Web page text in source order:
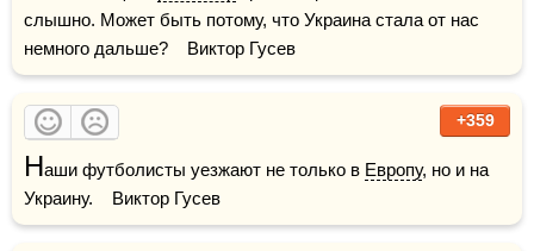
слышно. Может быть потому, что Украина стала от нас
немного дальше?    Виктор Гусев
+359
Наши футболисты уезжают не только в Европу, но и на
Украину.    Виктор Гусев